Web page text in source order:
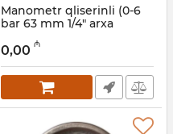
Manometr qliserinli (0-6
bar 63 mm 1/4" arxa
0631001206
Artikul: 006001222
0,00 ₼